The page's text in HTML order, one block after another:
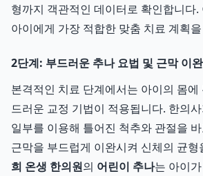
형까지 객관적인 데이터로 확인합니다
아이에게 가장 적합한 맞춤 치료 계획
2단계: 부드러운 추나 요법 및 근막 이완
본격적인 치료 단계에서는 아이의 몸
드러운 교정 기법이 적용됩니다. 한의
일부를 이용해 틀어진 척추와 관절을
근막을 부드럽게 이완시켜 신체의 균형
희 온생 한의원의 어린이 추나는 아이